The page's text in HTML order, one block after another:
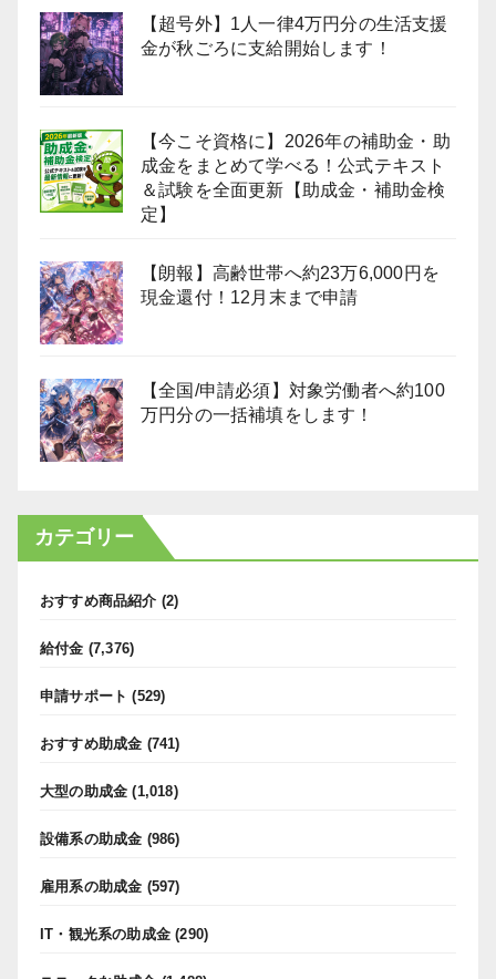
【超号外】1人一律4万円分の生活支援
金が秋ごろに支給開始します！
【今こそ資格に】2026年の補助金・助
成金をまとめて学べる！公式テキスト
＆試験を全面更新【助成金・補助金検
定】
【朗報】高齢世帯へ約23万6,000円を
現金還付！12月末まで申請
【全国/申請必須】対象労働者へ約100
万円分の一括補填をします！
カテゴリー
おすすめ商品紹介 (2)
給付金 (7,376)
申請サポート (529)
おすすめ助成金 (741)
大型の助成金 (1,018)
設備系の助成金 (986)
雇用系の助成金 (597)
IT・観光系の助成金 (290)